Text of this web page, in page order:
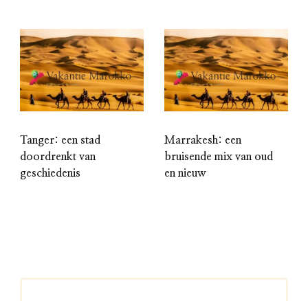
Tanger: een stad
doordrenkt van
geschiedenis
Marrakesh: een
bruisende mix van oud
en nieuw